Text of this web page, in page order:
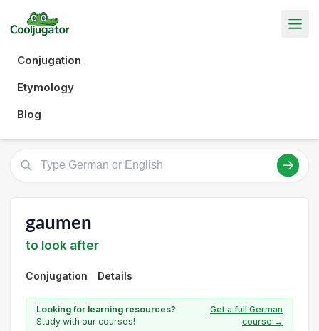
Conjugation
Etymology
Blog
gaumen
to look after
Conjugation Details
Looking for learning resources?
Study with our courses!
Get a full German
course →